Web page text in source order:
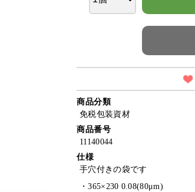
商品分類
免税包装資材
商品番号
11140044
仕様
手穴付きの袋です
・365×230 0.08(80μm)